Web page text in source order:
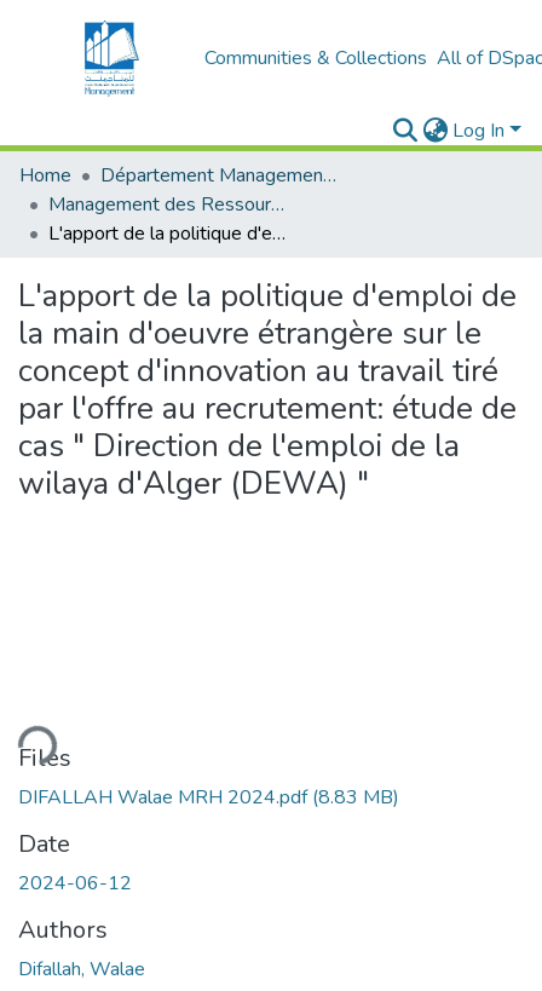
Communities & Collections All of
Log In
Home
Département Management et Entrepreneuriat
Management des Ressources Humaines (MRH)
L'apport de la politique d'emploi de la main d'oeuvre étrangère sur le concept d'innovation au travail tiré par l'offre au recrutement: étude de cas " Direction de l'emploi de la wilaya d'Alger (DEWA) "
L'apport de la politique d'emploi de
la main d'oeuvre étrangère sur le
concept d'innovation au travail tiré
par l'offre au recrutement: étude de
cas " Direction de l'emploi de la
wilaya d'Alger (DEWA) "
Files
DIFALLAH Walae MRH 2024.pdf(8.83 MB)
Date
2024-06-12
Authors
Difallah, Walae